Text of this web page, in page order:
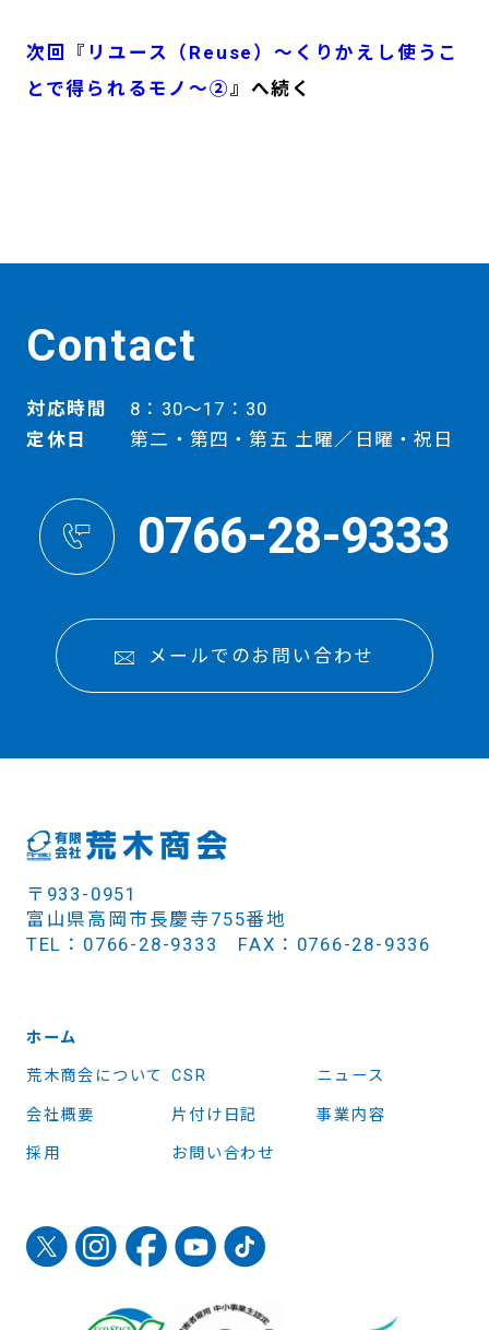
次回
『リユース（Reuse）～くりかえし使うこ
とで得られるモノ～②』へ続く
Contact
対応時間
8：30～17：30
定休日
第二・第四・第五 土曜／日曜・祝日
0766-28-9333
メールでのお問い合わせ
〒933-0951
富山県高岡市長慶寺755番地
TEL：0766-28-9333 FAX：0766-28-9336
ホーム
荒木商会について CSR ニュース
会社概要 片付け日記 事業内容
採用 お問い合わせ